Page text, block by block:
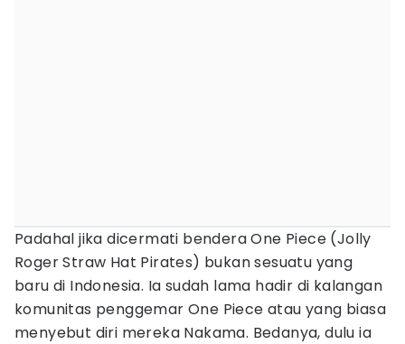
Padahal jika dicermati bendera One Piece (Jolly
Roger Straw Hat Pirates) bukan sesuatu yang
baru di Indonesia. Ia sudah lama hadir di kalangan
komunitas penggemar One Piece atau yang biasa
menyebut diri mereka Nakama. Bedanya, dulu ia